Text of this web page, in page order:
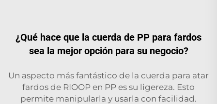
¿Qué hace que la cuerda de PP para fardos
sea la mejor opción para su negocio?
Un aspecto más fantástico de la cuerda para atar
fardos de RIOOP en PP es su ligereza. Esto
permite manipularla y usarla con facilidad.